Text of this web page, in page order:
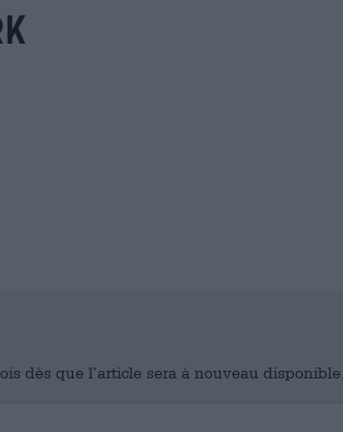
dès que l’article sera à nouveau disponible.